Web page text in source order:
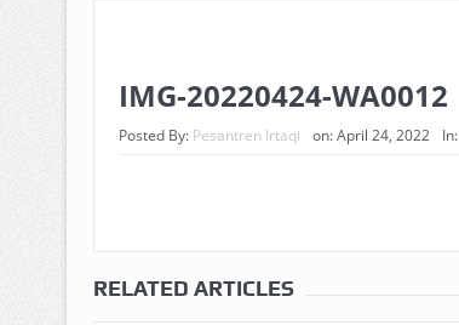
IMG-20220424-WA0012
Posted By: Pesantren Irtaqi on:April 24, 2022 In:
RELATED ARTICLES